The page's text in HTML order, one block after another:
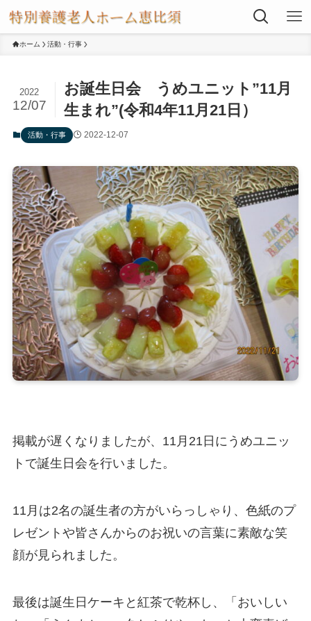
ホーム 活動・行事
お誕生日会 うめユニット”11月
生まれ”(令和4年11月21日）
2022
12/07
活動・行事 2022-12-07
掲載が遅くなりましたが、11月21日にうめユニッ
トで誕生日会を行いました。
11月は2名の誕生者の方がいらっしゃり、色紙のプ
レゼントや皆さんからのお祝いの言葉に素敵な笑
顔が見られました。
最後は誕生日ケーキと紅茶で乾杯し、「おいしい